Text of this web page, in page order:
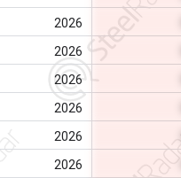
2026
2026
2026
2026
2026
2026